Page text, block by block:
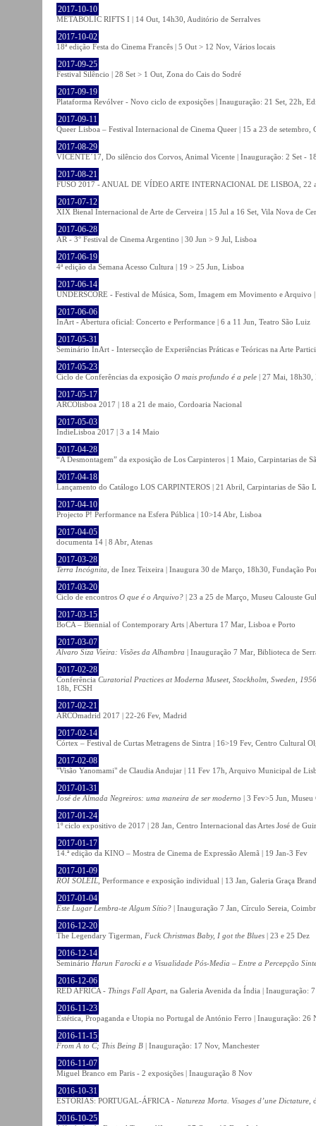
2017-10-10
METABOLIC RIFTS I | 14 Out, 14h30, Auditório de Serralves
2017-10-02
18ª edição Festa do Cinema Francês | 5 Out > 12 Nov, Vários locais
2017-09-25
Festival Silêncio | 28 Set > 1 Out, Zona do Cais do Sodré
2017-09-19
Plataforma Revólver - Novo ciclo de exposições | Inauguração: 21 Set, 22h,
2017-09-11
Queer Lisboa – Festival Internacional de Cinema Queer | 15 a 23 de setembro,
2017-08-29
VICENTE´17, Do silêncio dos Corvos, Animal Vicente | Inauguração: 2 Set -
2017-08-21
FUSO 2017 - ANUAL DE VÍDEO ARTE INTERNACIONAL DE LISBOA, 22
2017-07-12
XIX Bienal Internacional de Arte de Cerveira | 15 Jul a 16 Set, Vila Nova de
2017-06-28
AR - 3° Festival de Cinema Argentino | 30 Jun > 9 Jul, Lisboa
2017-06-19
4ª edição da Semana Acesso Cultura | 19 > 25 Jun, Lisboa
2017-06-14
UNDERSCORE - Festival de Música, Som, Imagem em Movimento e Arquivo
2017-06-06
InArt - Abertura oficial: Concerto e Performance | 6 a 11 Jun, Teatro São Luiz
2017-05-31
Seminário InArt - Intersecção de Experiências Práticas e Teóricas na Arte
2017-05-23
Ciclo de Conferências da exposição O mais profundo é a pele | 27 Mai, 18h30,
2017-05-17
ARCOlisboa 2017 | 18 a 21 de maio, Cordoaria Nacional
2017-05-03
IndieLisboa 2017 | 3 a 14 Maio
2017-04-28
“A Desmontagem” da exposição de Los Carpinteros | 1 Maio, Carpintarias de
2017-04-18
Lançamento do Catálogo LOS CARPINTEROS | 21 Abril, Carpintarias de São
2017-04-10
Projecto P! Performance na Esfera Pública | 10>14 Abr, Lisboa
2017-04-05
documenta 14 | 8 Abr, Atenas
2017-03-28
Terra Incógnita , de Inez Teixeira | Inaugura 30 de Março, 18h30, Fundação
2017-03-20
Ciclo de encontros O que é o Arquivo? | 23 a 25 de Março, Museu Calouste
2017-03-15
BoCA – Biennial of Contemporary Arts | Abertura 17 Mar, Lisboa e Porto
2017-03-07
Álvaro Siza Vieira: Visões da Alhambra | Inauguração 7 Mar, Biblioteca de
2017-02-28
Conferência Curatorial Practices at Moderna Museet, Stockholm, Sweden,
18h, FCSH
2017-02-21
ARCOmadrid 2017 | 22-26 Fev, Madrid
2017-02-14
Córtex – Festival de Curtas Metragens de Sintra | 16>19 Fev, Centro Cultural
2017-02-08
"Visão Yanomami" de Claudia Andujar | 11 Fev 17h, Arquivo Municipal de
2017-01-31
José de Almada Negreiros: uma maneira de ser moderno | 3 Fev>5 Jun,
2017-01-24
1º ciclo expositivo de 2017 | 28 Jan, Centro Internacional das Artes José de
2017-01-17
14.ª edição da KINO – Mostra de Cinema de Expressão Alemã | 19 Jan-3 Fev
2017-01-09
ROI SOLEIL , Performance e exposição individual | 13 Jan, Galeria Graça
2017-01-04
Este Lugar Lembra-te Algum Sítio? | Inauguração 7 Jan, Círculo Sereia,
2016-12-20
The Legendary Tigerman, Fuck Christmas Baby, I got the Blues | 23 e 25 Dez
2016-12-14
Seminário Harun Farocki e a Visualidade Pós-Media – Entre a Percepção
2016-12-06
RED AFRICA - Things Fall Apart , na Galeria Avenida da Índia | Inauguração:
2016-11-23
Estética, Propaganda e Utopia no Portugal de António Ferro | Inauguração: 26
2016-11-15
From A to C; This Being B | Inauguração: 17 Nov, Manchester
2016-11-07
Miguel Branco em Paris - 2 exposições | Inauguração 8 Nov
2016-10-31
ESTÓRIAS: PORTUGAL-ÁFRICA - Natureza Morta. Visages d’une Dictature
2016-10-25